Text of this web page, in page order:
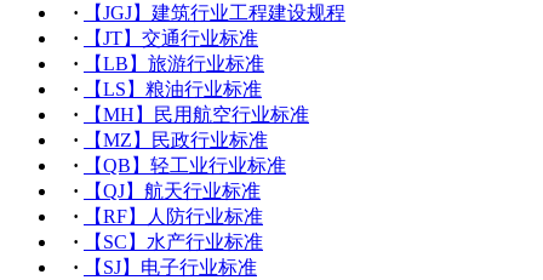
·
【JGJ】建筑行业工程建设规程
·
【JT】交通行业标准
·
【LB】旅游行业标准
·
【LS】粮油行业标准
·
【MH】民用航空行业标准
·
【MZ】民政行业标准
·
【QB】轻工业行业标准
·
【QJ】航天行业标准
·
【RF】人防行业标准
·
【SC】水产行业标准
·
【SJ】电子行业标准